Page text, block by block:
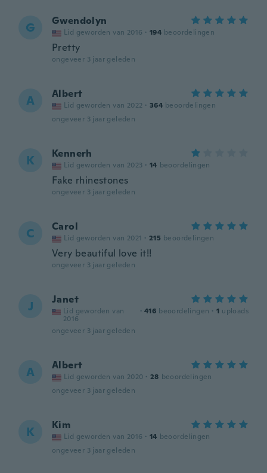
G Gwendolyn
Lid geworden van 2016 · 194 beoordelingen
Pretty
ongeveer 3 jaar geleden
A Albert
Lid geworden van 2022 · 364 beoordelingen
ongeveer 3 jaar geleden
K Kennerh
Lid geworden van 2023 · 14 beoordelingen
Fake rhinestones
ongeveer 3 jaar geleden
C Carol
Lid geworden van 2021 · 215 beoordelingen
Very beautiful love it!!
ongeveer 3 jaar geleden
J Janet
Lid geworden van
2016
· 416 beoordelingen · 1 uploads
ongeveer 3 jaar geleden
A Albert
Lid geworden van 2020 · 28 beoordelingen
ongeveer 3 jaar geleden
K Kim
Lid geworden van 2016 · 14 beoordelingen
ongeveer 3 jaar geleden